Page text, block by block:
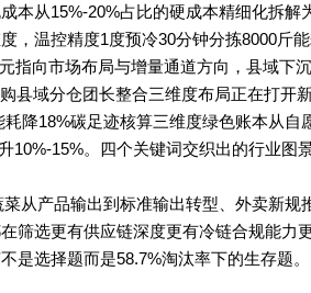
本从15%-20%占比的硬成本精细化拆解
，温控精度1度预冷30分钟分拣8000斤
指向市场布局与增量通道方向，县域下
县域分仓团长整合三维度布局正在打开
降18%碳足迹核算三维度绿色账本从自
15%。四个关键词交织出的行业图
从产品输出到标准输出转型、外卖新规
选更有供应链深度更有冷链合规能力
选择题而是58.7%淘汰率下的生存题。